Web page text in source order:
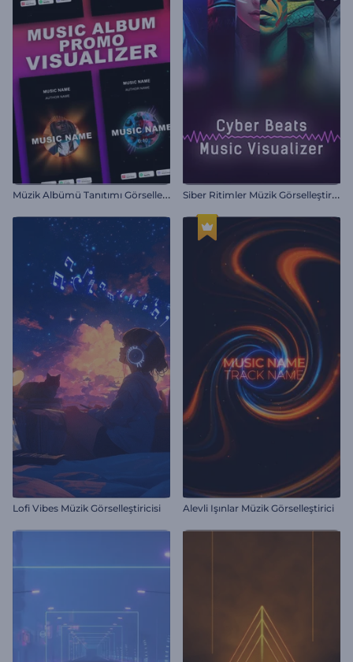
M
üzik Albümü Tanıtımı Görselleştirici S
iber Ritimler Müzik Görselleştirici
Lofi Vibes Müzik Görselleştiricisi Alevli Işınlar Müzik Görselleştirici